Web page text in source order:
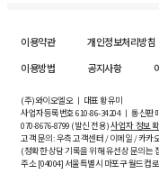
이용약관 개인정보처리방침
이용방법
공지사항
(주)와이오엘오 ㅣ 대표 황유미
사업자등록번호610-86-34204ㅣ 통신판
070-8676-8799 (발신 전용)사업자 정보
고객 문의: 우측 고객센터 / 이메일 / 카카
(정확한 상담 기록을 위해 유선상 문의는
주소 [04004] 서울특별시 마포구 월드컵